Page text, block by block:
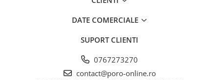
DATE COMERCIALE
SUPORT CLIENTI
0767273270
contact@poro-online.ro